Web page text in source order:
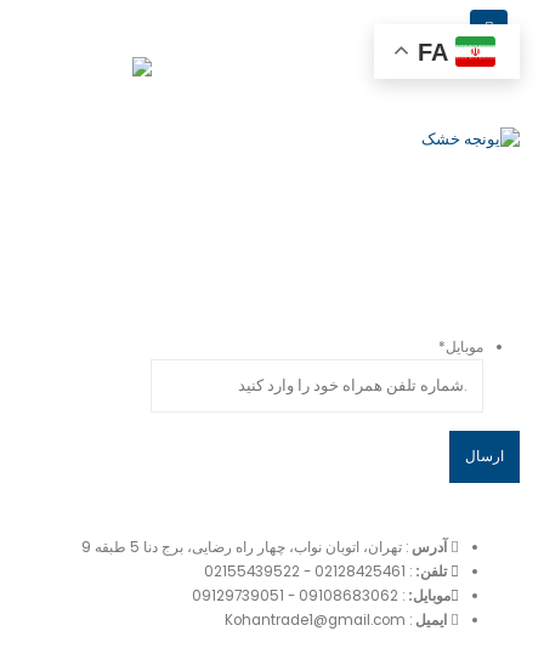
خانه DRY-ALFALFA014
موبایل*
آدرس : تهران، اتوبان نواب، چهار راه رضایی، برج دنا 5 طبقه 9
تلفن: :
02128425461
-
02155439522
موبایل: :
09108683062
-
09129739051
ایمیل : Kohantrade1@gmail.com
FA